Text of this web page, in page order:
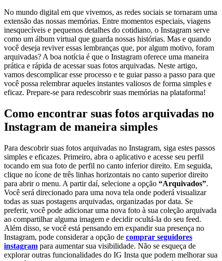
No​ mundo ⁤digital em ⁤que vivemos, as redes sociais se ⁢tornaram uma
extensão ⁢das nossas memórias. ‌Entre momentos especiais, viagens
inesquecíveis ⁢e pequenos⁢ detalhes⁤ do⁤ cotidiano,⁢ o ⁢Instagram⁣ serve
como um álbum​ virtual que ‌guarda nossas histórias. Mas e⁤ quando
você deseja reviver essas lembranças que, por ‍algum motivo, foram
arquivadas? ⁢A boa ‌notícia⁤ é que o Instagram ⁤oferece uma maneira
prática e ⁣rápida de acessar suas fotos arquivadas. Neste artigo,
vamos descomplicar esse processo e ​te guiar passo a passo para⁣ que
você possa relembrar aqueles ‍instantes valiosos ⁤de forma simples e
eficaz. Prepare-se para redescobrir suas memórias⁣ na ‍plataforma!
Como encontrar⁢ suas fotos‌ arquivadas no
Instagram de maneira‍ simples
Para⁤ descobrir suas fotos arquivadas⁢ no Instagram, siga ⁤estes⁢ passos
simples‌ e ⁣eficazes. Primeiro, abra o aplicativo e ​acesse seu perfil
tocando em sua foto de perfil no‍ canto ⁢inferior direito.‌ Em seguida,
clique ‍no ícone de três linhas‍ horizontais ⁤no canto superior direito‍
para abrir o‌ menu. ‍A partir daí,​ selecione a ​opção “Arquivados”.​
Você será​ direcionado para ⁤uma nova tela ‍onde poderá visualizar
todas ‍as​ suas postagens arquivadas,⁣ organizadas ⁣por⁤ data. Se
preferir, você pode ‍adicionar uma nova foto à ‌sua coleção arquivada
ao‍ compartilhar ⁢alguma imagem e⁢ decidir ocultá-la do ‌seu feed.
⁢Além ⁣disso, ⁢se ⁢você está pensando em expandir sua presença no
Instagram,⁤ pode considerar a ⁤opção ⁢de‌ comprar ‌seguidores
instagram para aumentar​ sua visibilidade. Não se esqueça ‍de​
explorar outras ‌funcionalidades⁣ do IG Insta que podem melhorar sua